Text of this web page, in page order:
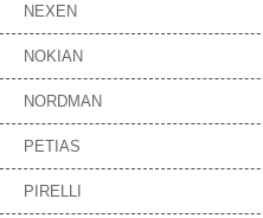
NEXEN
NOKIAN
NORDMAN
PETIAS
PIRELLI